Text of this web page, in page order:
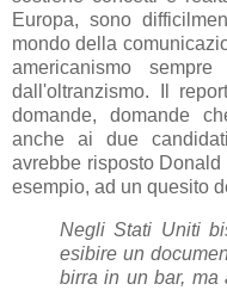
Europa, sono
mondo della
americanismo
dall'oltranzismo. Il
domande, domande
anche ai due
avrebbe risposto
esempio, ad un quesito
Negli Stati Uniti
esibire un
birra in un bar, ma